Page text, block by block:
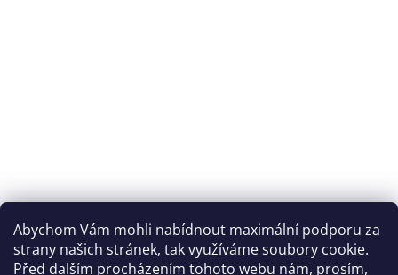
Abychom Vám mohli nabídnout maximální podporu za
strany našich stránek, tak využíváme soubory cookie.
Před dalším procházením tohoto webu nám, prosím,